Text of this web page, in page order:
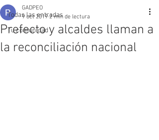
Todas las entradas
Tu comunidad
Prefecto y alcaldes llaman a
la reconciliación nacional
GADPEO
9 oct 2019 2 min de lectura